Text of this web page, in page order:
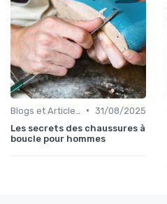
• 31/08/2025
Les secrets des chaussures à
boucle pour hommes